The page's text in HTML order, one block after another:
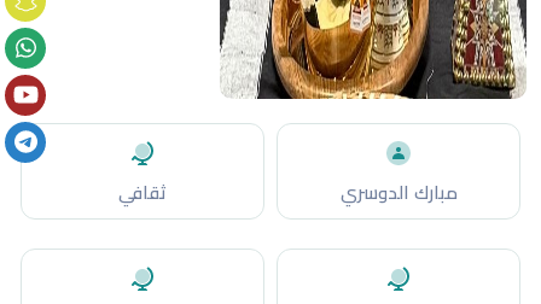
مبارك الدوسري ثقافي